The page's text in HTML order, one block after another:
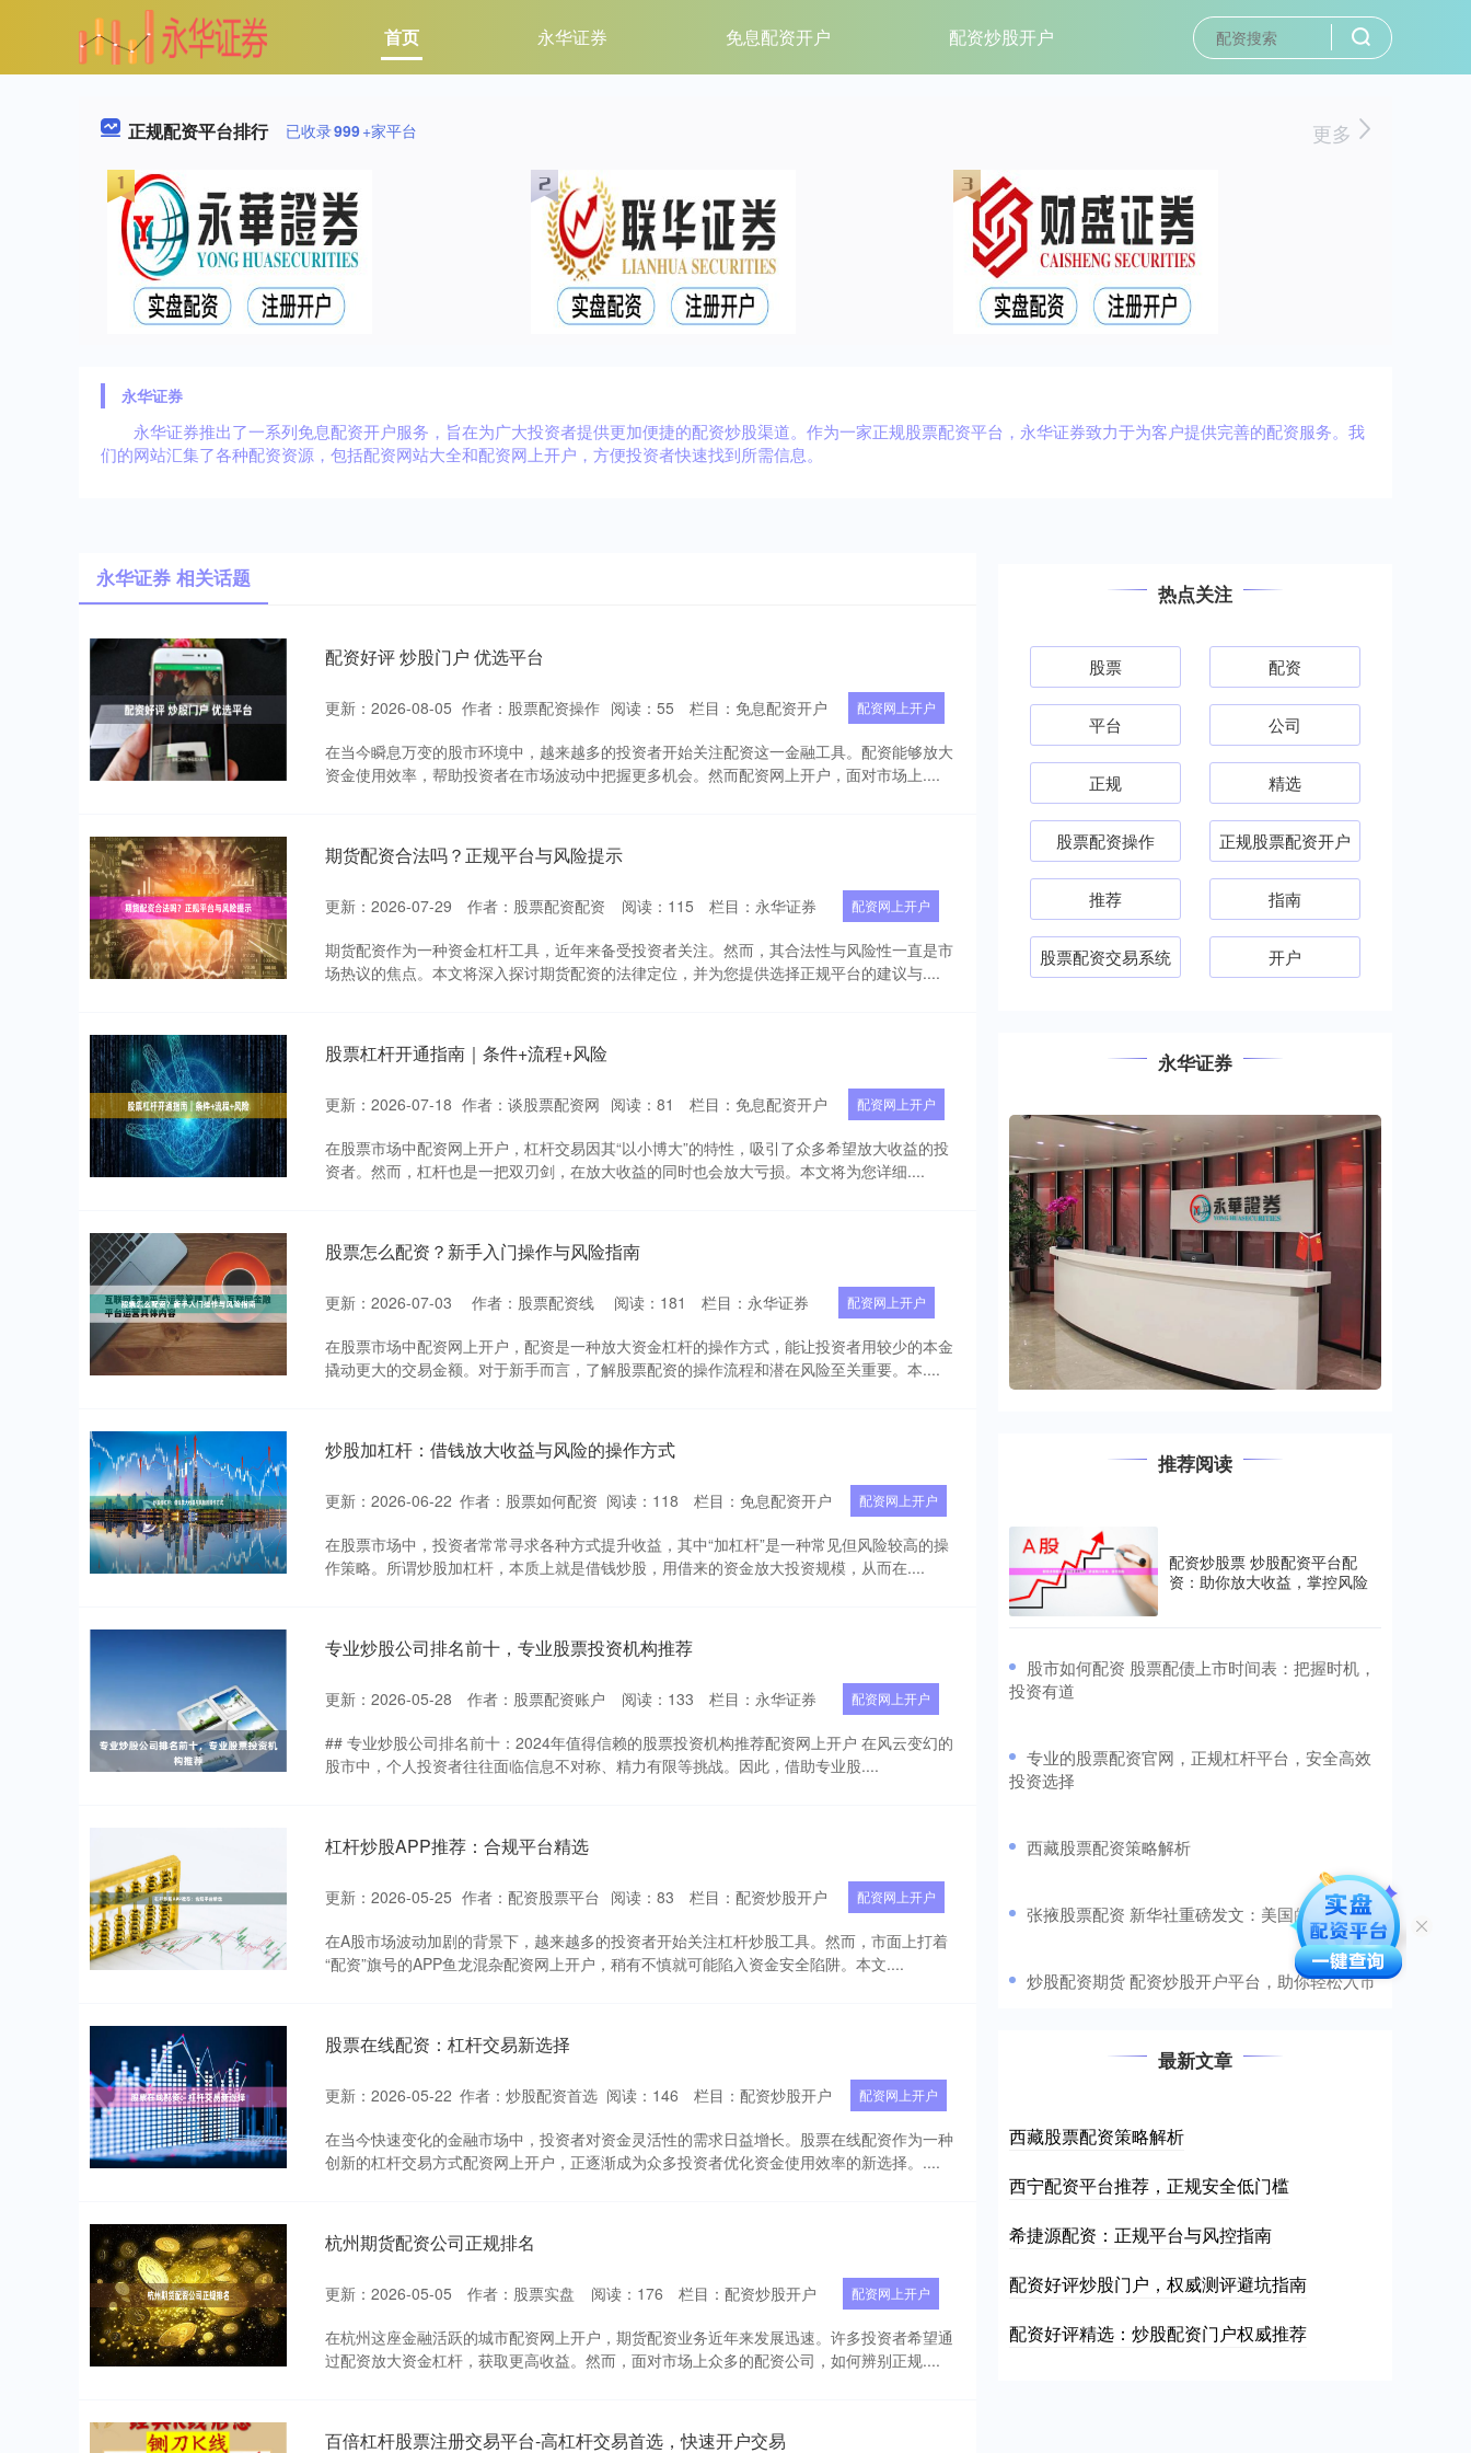
首页 永华证券 免息配资开户 配资炒股开户
正规配资平台排行 已收录999+家平台 更多
永华证券
永华证券推出了一系列免息配资开户服务，旨在为广大投资者提供更加便捷的配资炒股渠道。作为一家正规股票配资平台，永华证券致力于为客户提供完善的配资服务。我
们的网站汇集了各种配资资源，包括配资网站大全和配资网上开户，方便投资者快速找到所需信息。
永华证券 相关话题
配资好评 炒股门户 优选平台
更新：2026-08-05 作者：股票配资操作 阅读： 55 栏目： 免息配资开户 配资网上开户
在当今瞬息万变的股市环境中，越来越多的投资者开始关注配资这一金融工具。配资能够放大
资金使用效率，帮助投资者在市场波动中把握更多机会。然而配资网上开户，面对市场上....
期货配资合法吗？正规平台与风险提示
更新：2026-07-29 作者：股票配资配资 阅读： 115 栏目： 永华证券 配资网上开户
期货配资作为一种资金杠杆工具，近年来备受投资者关注。然而，其合法性与风险性一直是市
场热议的焦点。本文将深入探讨期货配资的法律定位，并为您提供选择正规平台的建议与....
股票杠杆开通指南｜条件+流程+风险
更新：2026-07-18 作者：谈股票配资网 阅读： 81 栏目： 免息配资开户 配资网上开户
在股票市场中配资网上开户，杠杆交易因其“以小博大”的特性，吸引了众多希望放大收益的投
资者。然而，杠杆也是一把双刃剑，在放大收益的同时也会放大亏损。本文将为您详细....
股票怎么配资？新手入门操作与风险指南
更新：2026-07-03 作者：股票配资线 阅读： 181 栏目： 永华证券 配资网上开户
在股票市场中配资网上开户，配资是一种放大资金杠杆的操作方式，能让投资者用较少的本金
撬动更大的交易金额。对于新手而言，了解股票配资的操作流程和潜在风险至关重要。本....
炒股加杠杆：借钱放大收益与风险的操作方式
更新：2026-06-22 作者：股票如何配资 阅读： 118 栏目： 免息配资开户 配资网上开户
在股票市场中，投资者常常寻求各种方式提升收益，其中“加杠杆”是一种常见但风险较高的操
作策略。所谓炒股加杠杆，本质上就是借钱炒股，用借来的资金放大投资规模，从而在....
专业炒股公司排名前十，专业股票投资机构推荐
更新：2026-05-28 作者：股票配资账户 阅读： 133 栏目： 永华证券 配资网上开户
## 专业炒股公司排名前十：2024年值得信赖的股票投资机构推荐配资网上开户 在风云变幻的
股市中，个人投资者往往面临信息不对称、精力有限等挑战。因此，借助专业股....
杠杆炒股APP推荐：合规平台精选
更新：2026-05-25 作者：配资股票平台 阅读： 83 栏目： 配资炒股开户 配资网上开户
在A股市场波动加剧的背景下，越来越多的投资者开始关注杠杆炒股工具。然而，市面上打着
“配资”旗号的APP鱼龙混杂配资网上开户，稍有不慎就可能陷入资金安全陷阱。本文....
股票在线配资：杠杆交易新选择
更新：2026-05-22 作者：炒股配资首选 阅读： 146 栏目： 配资炒股开户 配资网上开户
在当今快速变化的金融市场中，投资者对资金灵活性的需求日益增长。股票在线配资作为一种
创新的杠杆交易方式配资网上开户，正逐渐成为众多投资者优化资金使用效率的新选择。....
杭州期货配资公司正规排名
更新：2026-05-05 作者：股票实盘 阅读： 176 栏目： 配资炒股开户 配资网上开户
在杭州这座金融活跃的城市配资网上开户，期货配资业务近年来发展迅速。许多投资者希望通
过配资放大资金杠杆，获取更高收益。然而，面对市场上众多的配资公司，如何辨别正规....
百倍杠杆股票注册交易平台-高杠杆交易首选，快速开户交易
热点关注
股票 配资
平台 公司
正规 精选
股票配资操作 正规股票配资开户
推荐 指南
股票配资交易系统 开户
永华证券
推荐阅读
配资炒股票 炒股配资平台配
资：助你放大收益，掌控风险
​股市如何配资 股票配债上市时间表：把握时机，
投资有道
​专业的股票配资官网，正规杠杆平台，安全高效
投资选择
​西藏股票配资策略解析
​张掖股票配资 新华社重磅发文：美国的灾难！
​炒股配资期货 配资炒股开户平台，助你轻松入市
最新文章
西藏股票配资策略解析
西宁配资平台推荐，正规安全低门槛
希捷源配资：正规平台与风控指南
配资好评炒股门户，权威测评避坑指南
配资好评精选：炒股配资门户权威推荐